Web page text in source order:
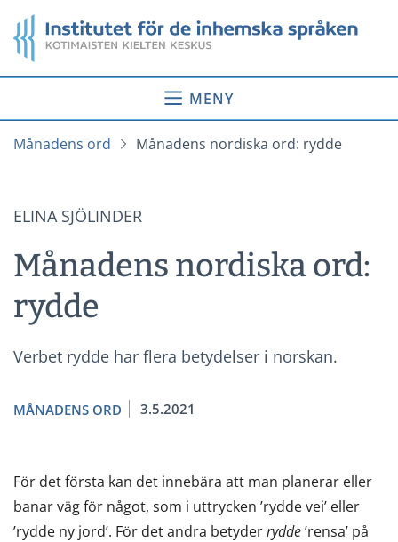
till
innehåll
Startsida
MENY
Månadens ord Månadens nordiska ord: rydde
ELINA SJÖLINDER
Månadens nordiska ord:
rydde
Verbet rydde har flera betydelser i norskan.
MÅNADENS ORD 3.5.2021
För det första kan det innebära att man planerar eller
banar väg för något, som i uttrycken ’rydde vei’ eller
’rydde ny jord’. För det andra betyderrydde’rensa’ på